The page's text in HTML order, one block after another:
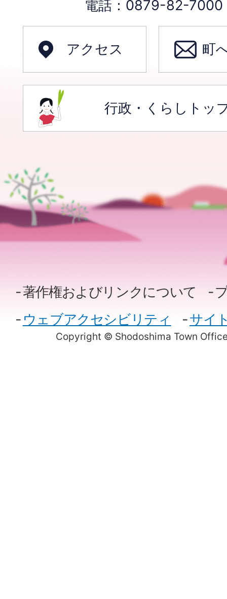
電話：0879-82-7000
アクセス 町
行政・くらしトッ
Copyright © Shodoshima Town
著作権およびリンクについて
ウェブアクセシビリティ
サイ